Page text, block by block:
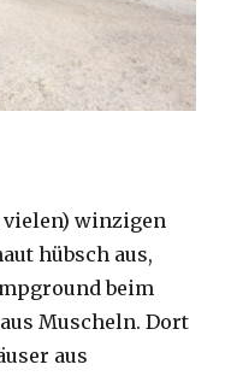
vielen) winzigen
hübsch aus,
beim
Muscheln. Dort
aus